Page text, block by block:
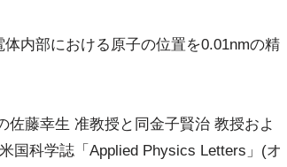
内部における原子の位置を0.01nmの精
藤幸生 准教授と同金子賢治 教授およ
国科学誌「Applied Physics Letters」(オ